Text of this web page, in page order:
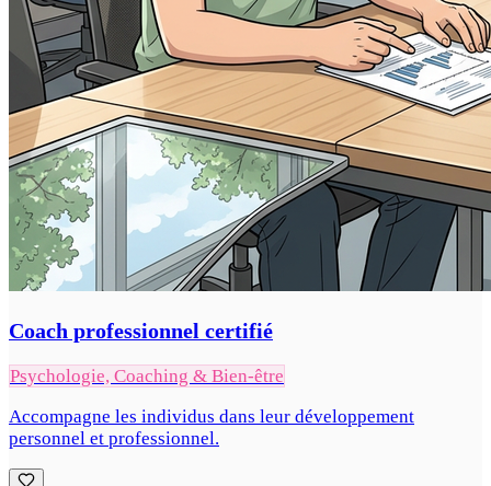
Coach professionnel certifié
Psychologie, Coaching & Bien-être
Accompagne les individus dans leur développement
personnel et professionnel.